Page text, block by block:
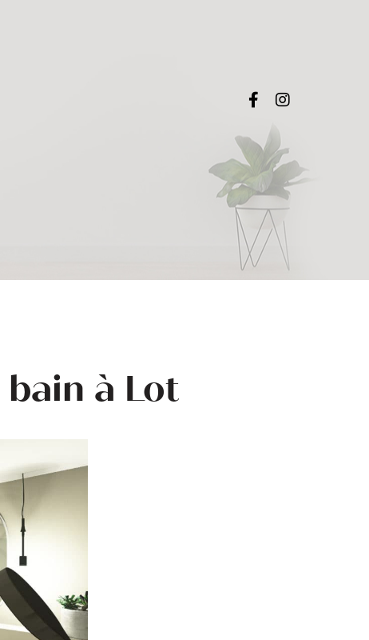
à Lot